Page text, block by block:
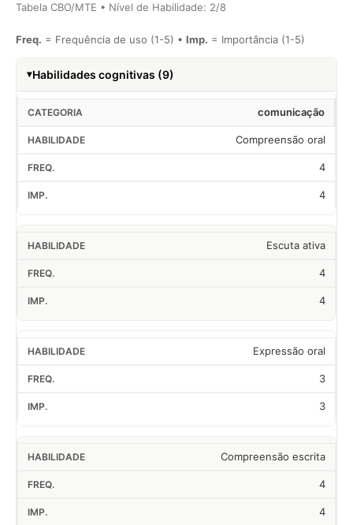
Tabela CBO/MTE • Nível de Habilidade: 2/8
Freq. = Frequência de uso (1-5) • Imp. = Importância (1-5)
Habilidades cognitivas (9)
comunicação
Compreensão oral
4
4
Escuta ativa
4
4
Expressão oral
3
3
Compreensão escrita
4
4